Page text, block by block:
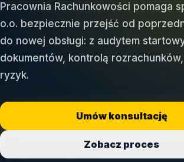
Pracownia Rachunkowości pomaga
o.o. bezpiecznie przejść od
do nowej obsługi: z audytem
dokumentów, kontrolą
ryzyk.
Umów konsultację
Zobacz proces